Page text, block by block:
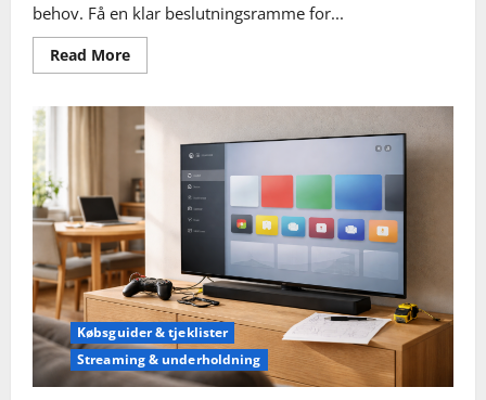
behov. Få en klar beslutningsramme for...
Read MoreRead
more
bedst
test
2026:
sådan
vælger
du
den
rigtige
til
lejlighed
og
hus
Købsguider & tjeklister
Streaming & underholdning